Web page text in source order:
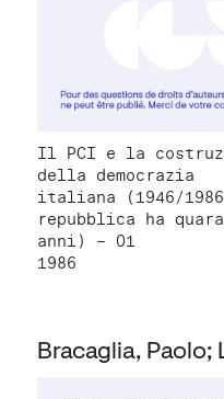
Il PCI e la
della democrazia
italiana (1946/
repubblica ha
anni) – 01
1986